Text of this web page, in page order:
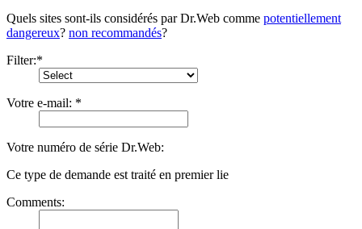
Quels sites sont-ils considérés par Dr.Web comme pоtentiellement
dangereux? non recommandés?
Filter:*
Votre e-mail: *
Votre numéro de série Dr.Web:
Ce type de demande est traité en premier lie
Comments: